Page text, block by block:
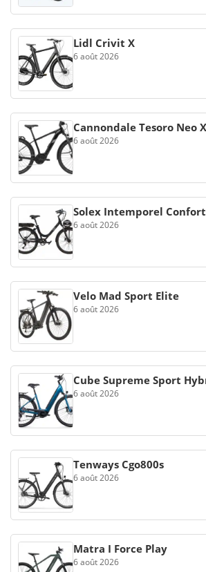
Lidl Crivit X
6 août 2026
Cannondale Tesoro Neo
6 août 2026
Solex Intemporel Confort
6 août 2026
Velo Mad Sport Elite
6 août 2026
Cube Supreme Sport
6 août 2026
Tenways Cgo800s
6 août 2026
Matra I Force Play
6 août 2026